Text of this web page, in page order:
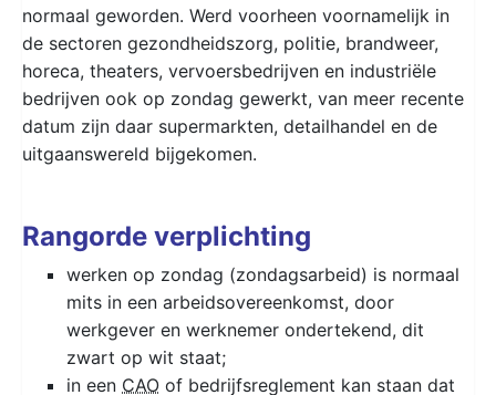
normaal geworden. Werd voorheen voornamelijk in
de sectoren gezondheidszorg, politie, brandweer,
horeca, theaters, vervoersbedrijven en industriële
bedrijven ook op zondag gewerkt, van meer recente
datum zijn daar supermarkten, detailhandel en de
uitgaanswereld bijgekomen.
Rangorde verplichting
werken op zondag (zondagsarbeid) is normaal
mits in een arbeidsovereenkomst, door
werkgever en werknemer ondertekend, dit
zwart op wit staat;
in een CAO of bedrijfsreglement kan staan dat